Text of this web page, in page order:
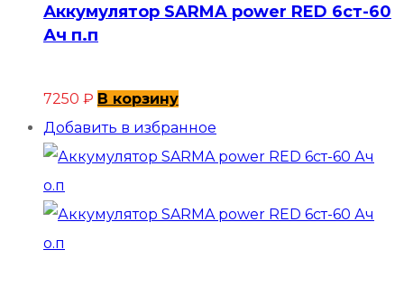
Аккумулятор SARMA power RED 6ст-60
Ач п.п
7250 ₽ В корзину
Добавить в избранное